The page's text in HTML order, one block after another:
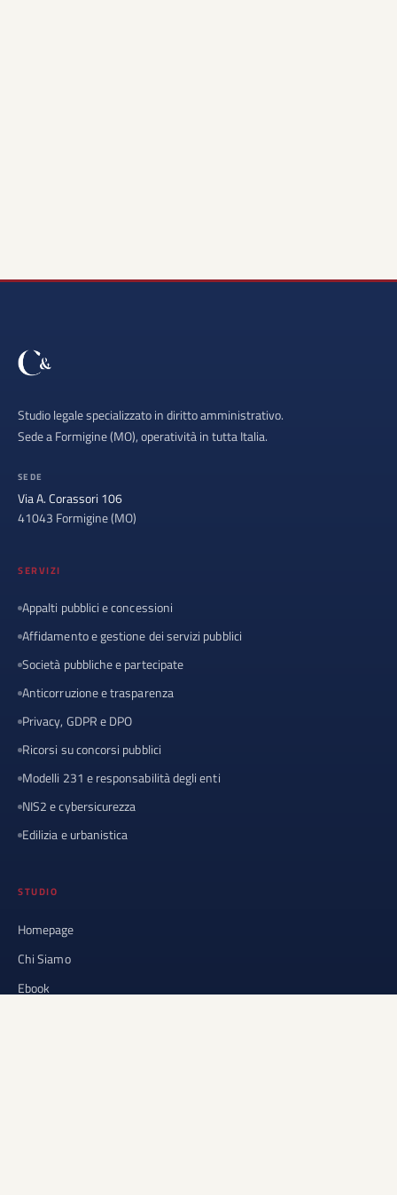
Studio legale specializzato in diritto amministrativo.
Sede a Formigine (MO), operatività in tutta Italia.
SEDE
Via A. Corassori 106
41043 Formigine (MO)
SERVIZI
Appalti pubblici e concessioni
Affidamento e gestione dei servizi pubblici
Società pubbliche e partecipate
Anticorruzione e trasparenza
Privacy, GDPR e DPO
Ricorsi su concorsi pubblici
Modelli 231 e responsabilità degli enti
NIS2 e cybersicurezza
Edilizia e urbanistica
STUDIO
Homepage
Chi Siamo
Ebook